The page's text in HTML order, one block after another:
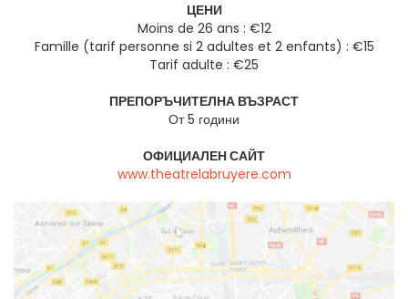
ЦЕНИ
Moins de 26 ans : €12
Famille (tarif personne si 2 adultes et 2 enfants) : €15
Tarif adulte : €25
ПРЕПОРЪЧИТЕЛНА ВЪЗРАСТ
От 5 години
ОФИЦИАЛЕН САЙТ
www.theatrelabruyere.com